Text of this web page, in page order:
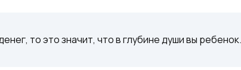
то это значит, что в глубине души вы ребенок.